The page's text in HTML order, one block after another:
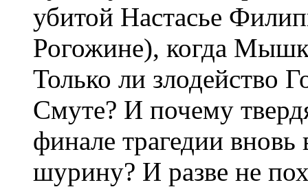
убитой Настасье
Рогожине), когда
Только ли злодейство
Смуте? И почему
финале трагедии вновь
шурину? И разве не